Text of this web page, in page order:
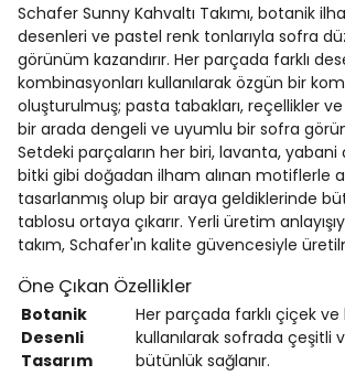
Schafer Sunny Kahvaltı Takımı, botanik
desenleri ve pastel renk tonlarıyla sofra
görünüm kazandırır. Her parçada farklı
kombinasyonları kullanılarak özgün bir
oluşturulmuş; pasta tabakları, reçellikler
bir arada dengeli ve uyumlu bir sofra
Setdeki parçaların her biri, lavanta, yabani
bitki gibi doğadan ilham alınan motiflerle
tasarlanmış olup bir araya geldiklerinde
tablosu ortaya çıkarır. Yerli üretim
takım, Schafer'ın kalite güvencesiyle
Öne Çıkan Özellikler
Botanik
Desenli
Tasarım
Her parçada farklı çiçek
kullanılarak sofrada çeşitli
bütünlük sağlanır.